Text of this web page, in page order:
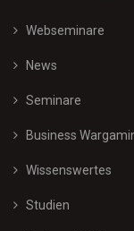
Webseminare
News
Seminare
Business
Wissenswertes
Studien